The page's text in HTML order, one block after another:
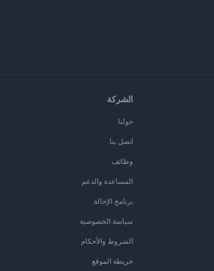
الشركة
حولنا
اتصل بنا
وظائف
المساعدة والدعم
برنامج الإحالة
سياسة الخصوصية
الشروط والأحكام
خريطة الموقع